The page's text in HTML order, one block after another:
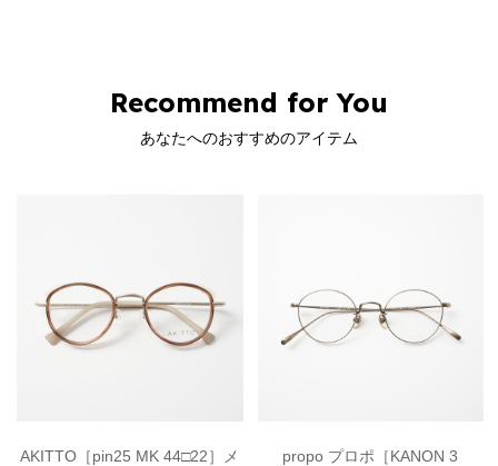
Recommend for You
あなたへのおすすめのアイテム
AKITTO［pin25 MK 44□22］メ
propo プロポ［KANON 3